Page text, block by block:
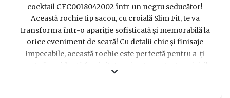
cocktail CFC0018042002 într-un negru seducător!
Această rochie tip sacou, cu croială Slim Fit, te va
transforma într-o apariție sofisticată și memorabilă la
orice eveniment de seară! Cu detalii chic și finisaje
impecabile, această rochie este perfectă pentru a-ți
scoate în evidență feminitatea și a atrage toate privirile